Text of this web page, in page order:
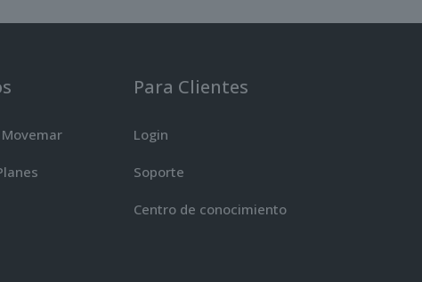
Para Clientes
Login
Soporte
Centro de conocimiento